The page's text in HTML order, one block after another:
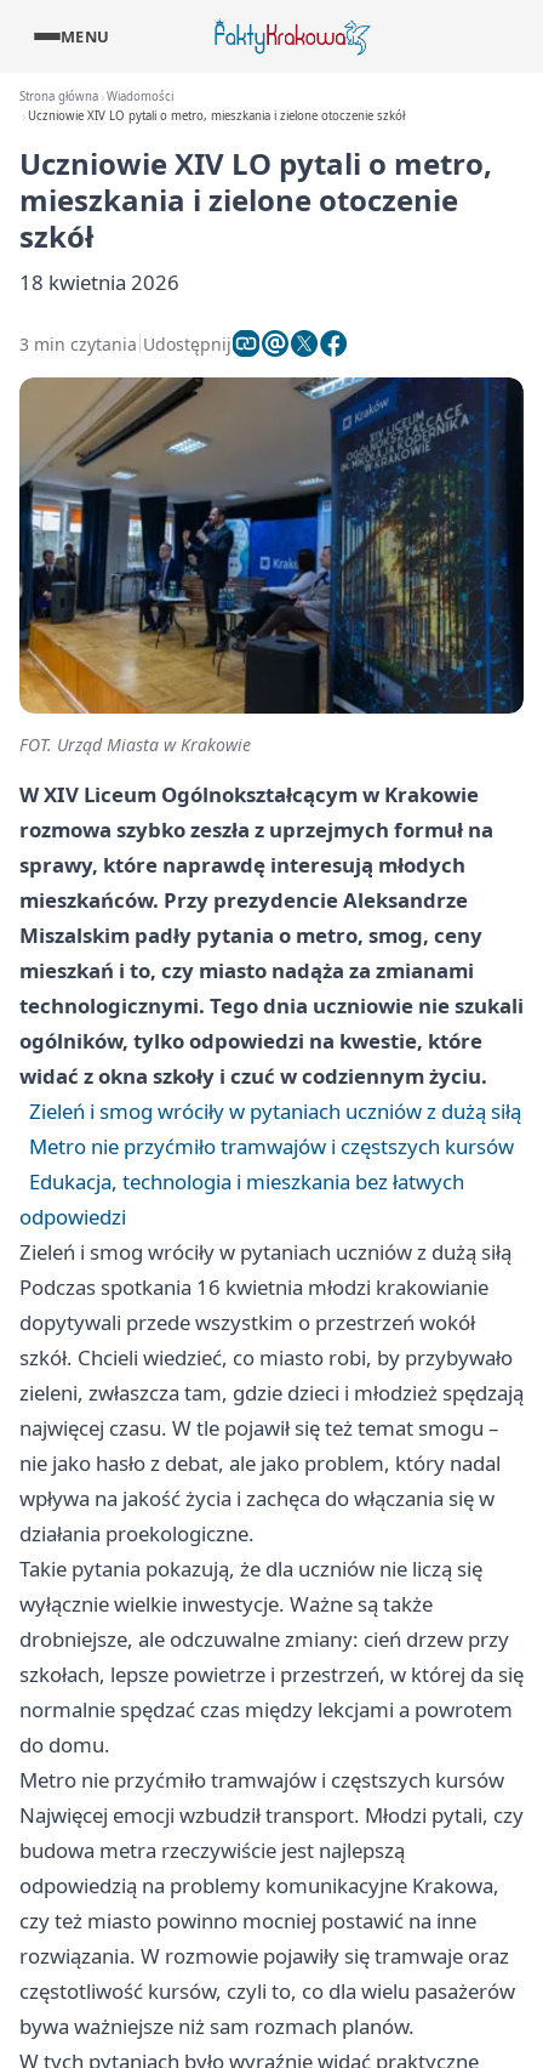
MENU
Strona główna Wiadomości
Uczniowie XIV LO pytali o metro, mieszkania i zielone otoczenie szkół
Uczniowie XIV LO pytali o metro,
mieszkania i zielone otoczenie
szkół
18 kwietnia 2026
3 min czytania Udostępnij
FOT. Urząd Miasta w Krakowie
W XIV Liceum Ogólnokształcącym w Krakowie
rozmowa szybko zeszła z uprzejmych formuł na
sprawy, które naprawdę interesują młodych
mieszkańców. Przy prezydencie Aleksandrze
Miszalskim padły pytania o metro, smog, ceny
mieszkań i to, czy miasto nadąża za zmianami
technologicznymi. Tego dnia uczniowie nie szukali
ogólników, tylko odpowiedzi na kwestie, które
widać z okna szkoły i czuć w codziennym życiu.
Zieleń i smog wróciły w pytaniach uczniów z dużą siłą
Metro nie przyćmiło tramwajów i częstszych kursów
Edukacja, technologia i mieszkania bez łatwych
odpowiedzi
Zieleń i smog wróciły w pytaniach uczniów z dużą siłą
Podczas spotkania 16 kwietnia młodzi krakowianie
dopytywali przede wszystkim o przestrzeń wokół
szkół. Chcieli wiedzieć, co miasto robi, by przybywało
zieleni, zwłaszcza tam, gdzie dzieci i młodzież spędzają
najwięcej czasu. W tle pojawił się też temat smogu –
nie jako hasło z debat, ale jako problem, który nadal
wpływa na jakość życia i zachęca do włączania się w
działania proekologiczne.
Takie pytania pokazują, że dla uczniów nie liczą się
wyłącznie wielkie inwestycje. Ważne są także
drobniejsze, ale odczuwalne zmiany: cień drzew przy
szkołach, lepsze powietrze i przestrzeń, w której da się
normalnie spędzać czas między lekcjami a powrotem
do domu.
Metro nie przyćmiło tramwajów i częstszych kursów
Najwięcej emocji wzbudził transport. Młodzi pytali, czy
budowa metra rzeczywiście jest najlepszą
odpowiedzią na problemy komunikacyjne Krakowa,
czy też miasto powinno mocniej postawić na inne
rozwiązania. W rozmowie pojawiły się tramwaje oraz
częstotliwość kursów, czyli to, co dla wielu pasażerów
bywa ważniejsze niż sam rozmach planów.
W tych pytaniach było wyraźnie widać praktyczne